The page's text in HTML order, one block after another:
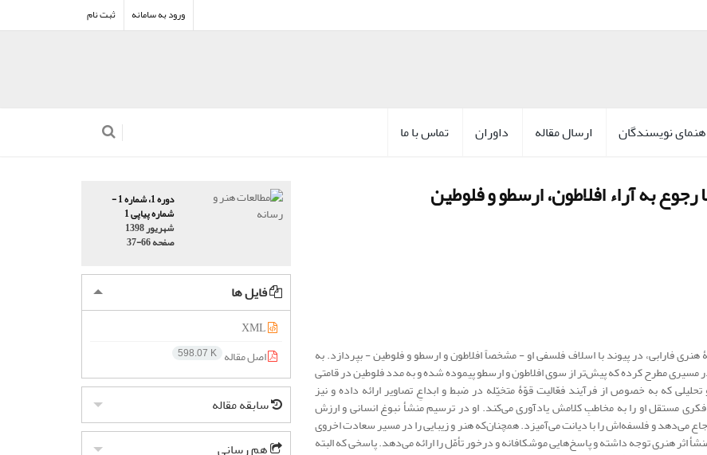
ورود به سامانه ثبت نام
نویسندگان ارسال مقاله داوران تماس با ما
به آراء افلاطون، ارسطو و فلوطین
فارابی، در پیوند با اسلاف فلسفی او - مشخصاً افلاطون و ارسطو و فلوطین - بپردازد. به
مسیری مطرح کرده که پیش‌تر از سوی افلاطون و ارسطو پیموده شده و به مدد فلوطین در قامتی
که به خصوص از فرآیند فعّالیت قوّۀ متخیّله در ضبط و ابداعِ تصاویر ارائه داده و نیز
مستقل او را به مخاطبِ کلامش یادآوری می‌کند. او در ترسیم منشأ نبوغ انسانی و ارزش
می‌دهد و فلسفه‌اش را با دیانت می‌آمیزد. همچنان‌که هنر و زیبایی را در مسیر سعادت اخروی
اثر هنری توجه داشته و پاسخ‌هایی موشکافانه و درخور تأمّل را ارائه می‌دهد. پاسخی که البته
دوره 1، شماره 1 -
شماره پیاپی 1
شهریور 1398
صفحه37-66
فایل ها
اصل مقاله
598.07 K
سابقه مقاله
هم رسانی